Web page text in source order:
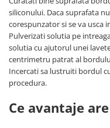
siliconului. Daca suprafata
corespunzator si se va usca
Pulverizati solutia pe
solutia cu ajutorul unei
centrimetru patrat al
Incercati sa lustruiti bordul
procedura.
Ce avantaje